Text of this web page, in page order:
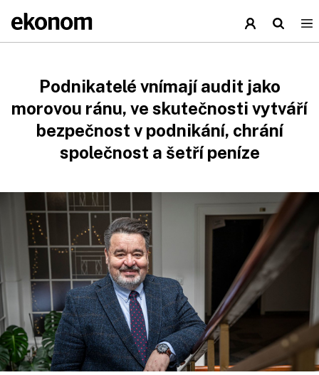
Podnikatelé vnímají audit jako
morovou ránu, ve skutečnosti vytváří
bezpečnost v podnikání, chrání
společnost a šetří peníze